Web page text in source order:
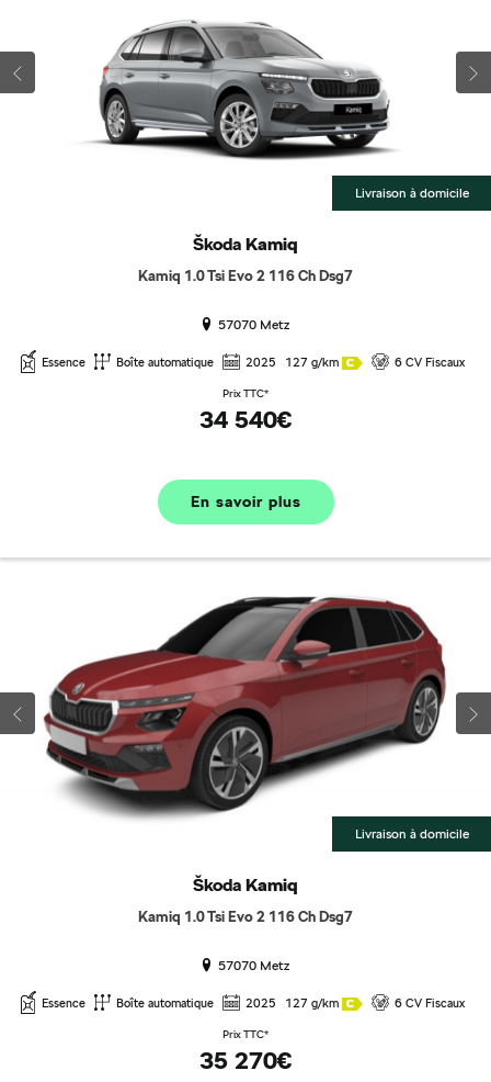
Livraison à domicile
Škoda Kamiq
Kamiq 1.0 Tsi Evo 2 116 Ch Dsg7
57070 Metz
Essence Boîte automatique 2025 127 g/km 6 CV Fiscaux
Prix TTC*
34 540€
En savoir plus
Livraison à domicile
Škoda Kamiq
Kamiq 1.0 Tsi Evo 2 116 Ch Dsg7
57070 Metz
Essence Boîte automatique 2025 127 g/km 6 CV Fiscaux
Prix TTC*
35 270€